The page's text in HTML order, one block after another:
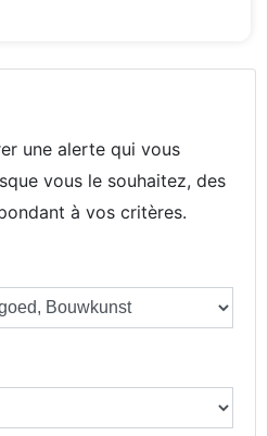
une alerte qui vous
vous le souhaitez, des
à vos critères.